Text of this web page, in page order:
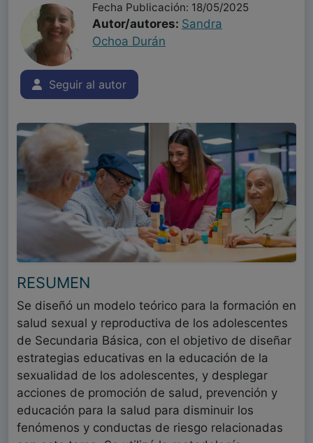
Fecha Publicación: 18/05/2025
Autor/autores: Sandra
Ochoa Durán
Seguir al autor
RESUMEN
Se diseñó un modelo teórico para la formación en
salud sexual y reproductiva de los adolescentes
de Secundaria Básica, con el objetivo de diseñar
estrategias educativas en la educación de la
sexualidad de los adolescentes, y desplegar
acciones de promoción de salud, prevención y
educación para la salud para disminuir los
fenómenos y conductas de riesgo relacionadas